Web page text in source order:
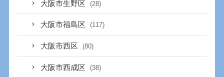
大阪市生野区 (28)
大阪市福島区 (117)
大阪市西区 (80)
大阪市西成区 (38)